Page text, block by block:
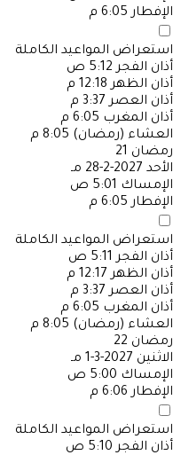
الإفطار 6:05 م
استعراض المواعيد الكاملة
أذان الفجر 5:12 ص
أذان الظهر 12:18 م
أذان العصر 3:37 م
أذان المغرب 6:05 م
العشاء (رمضان) 8:05 م
رمضان 21
الأحد 2027-2-28 مـ
الإمساك 5:01 ص
الإفطار 6:05 م
استعراض المواعيد الكاملة
أذان الفجر 5:11 ص
أذان الظهر 12:17 م
أذان العصر 3:37 م
أذان المغرب 6:05 م
العشاء (رمضان) 8:05 م
رمضان 22
الاثنين 2027-3-1 مـ
الإمساك 5:00 ص
الإفطار 6:06 م
استعراض المواعيد الكاملة
أذان الفجر 5:10 ص